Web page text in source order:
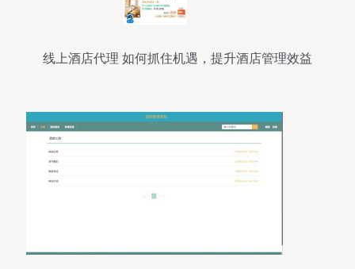
线上酒店代理 如何抓住机遇，提升酒店管理效益